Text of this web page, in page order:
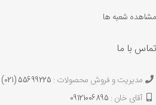
این پارچه خاصیت کشسانی دارد
مشاهده شعبه ها
تماس با ما
مدیریت و فروش محصولات : 55699225 (021)
آقای خان : 09121006895